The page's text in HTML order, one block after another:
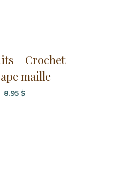
– Crochet
maille
8.95 $